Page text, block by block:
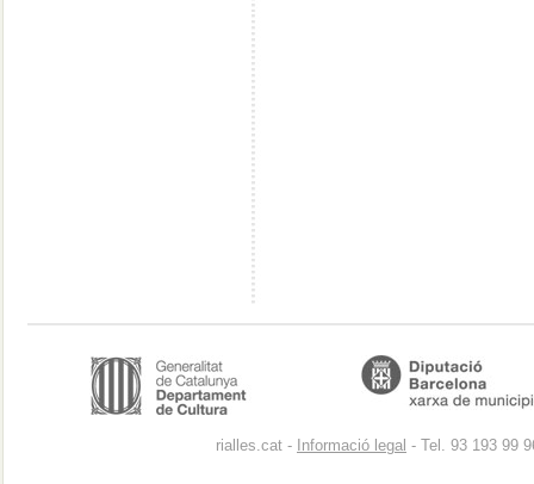
rialles.cat - Informació legal - Tel. 93 193 99